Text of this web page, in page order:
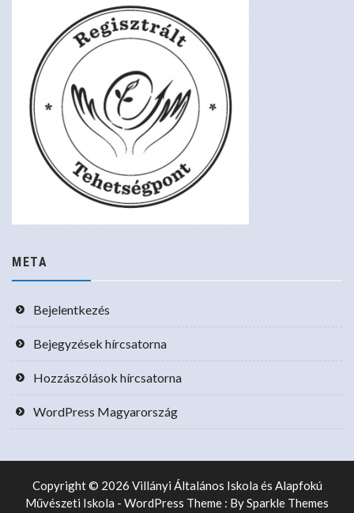
META
Bejelentkezés
Bejegyzések hírcsatorna
Hozzászólások hírcsatorna
WordPress Magyarország
Copyright © 2026 Villányi Általános Iskola és Alapfokú
Művészeti Iskola - WordPress Theme : BySparkle Themes